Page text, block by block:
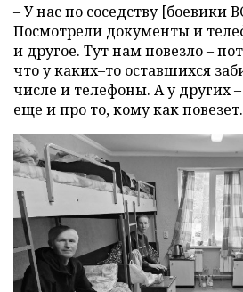
– У нас по соседству [боевики
Посмотрели документы и
и другое. Тут нам повезло –
что у каких–то оставшихся
числе и телефоны. А у других
еще и про то, кому как повезет.